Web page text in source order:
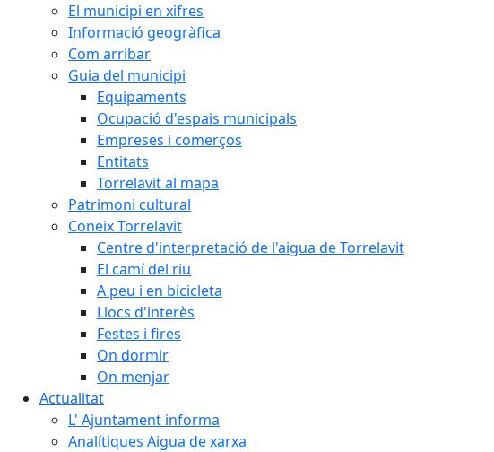
El municipi en xifres
Informació geogràfica
Com arribar
Guia del municipi
Equipaments
Ocupació d'espais municipals
Empreses i comerços
Entitats
Torrelavit al mapa
Patrimoni cultural
Coneix Torrelavit
Centre d'interpretació de l'aigua de Torrelavit
El camí del riu
A peu i en bicicleta
Llocs d'interès
Festes i fires
On dormir
On menjar
Actualitat
L' Ajuntament informa
Analítiques Aigua de xarxa